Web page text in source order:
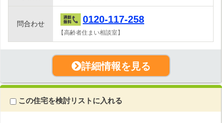
問合わせ 0120-117-258
【高齢者住まい相談室】
詳細情報を見る
この住宅を検討リストに入れる